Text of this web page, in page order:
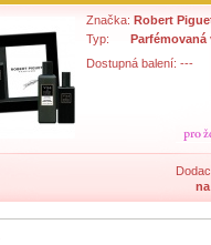
Značka: Robert
Typ:
Parfémovaná
Dostupná balení: ---